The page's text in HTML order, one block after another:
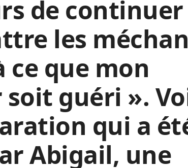
de continuer
les
ce que mon
soit guéri ».
qui a
Abigail, une